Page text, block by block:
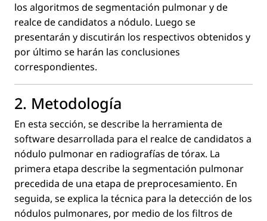
los algoritmos de segmentación pulmonar y de
realce de candidatos a nódulo. Luego se
presentarán y discutirán los respectivos obtenidos y
por último se harán las conclusiones
correspondientes.
2. Metodología
En esta sección, se describe la herramienta de
software desarrollada para el realce de candidatos a
nódulo pulmonar en radiografías de tórax. La
primera etapa describe la segmentación pulmonar
precedida de una etapa de preprocesamiento. En
seguida, se explica la técnica para la detección de los
nódulos pulmonares, por medio de los ﬁltros de